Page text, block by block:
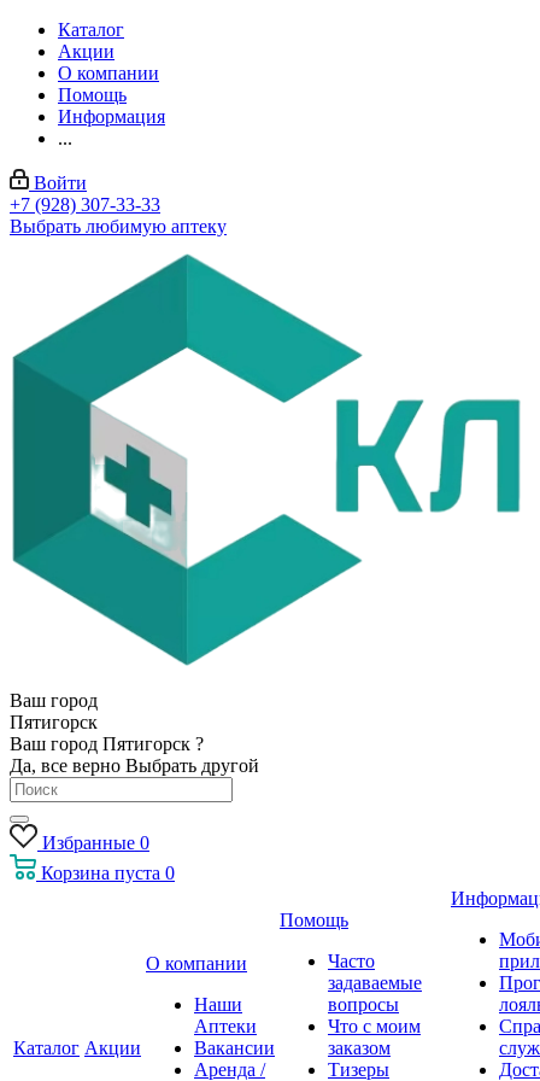
Каталог
Акции
О компании
Помощь
Информация
...
Войти
+7 (928) 307-33-33
Выбрать любимую аптеку
Ваш город
Пятигорск
Ваш город Пятигорск ?
Да, все верно Выбрать другой
Избранные 0
Корзина пуста 0
Каталог Акции
О компании
Наши
Аптеки
Вакансии
Аренда /
Помощь
Часто
задаваемые
вопросы
Что с моим
заказом
Тизеры